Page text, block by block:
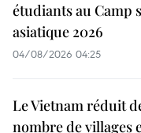
étudiants au Camp
asiatique 2026
04/08/2026 04:25
Le Vietnam réduit
nombre de villages